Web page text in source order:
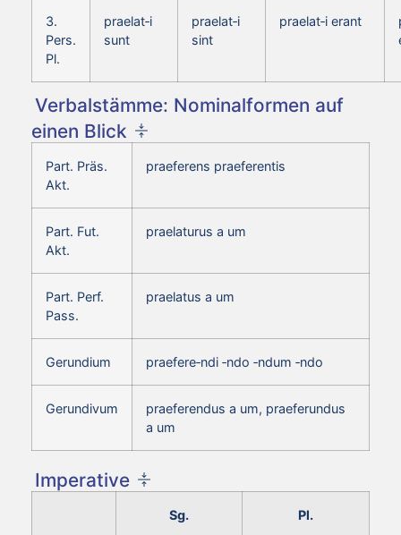
3.
Pers.
Pl.
praelat‑i
sunt
praelat‑i
sint
praelat‑i erant
Verbalstämme: Nominalformen auf
einen Blick
Part. Präs.
Akt.
praeferens praeferentis
Part. Fut.
Akt.
praelaturus a um
Part. Perf.
Pass.
praelatus a um
Gerundium praefere‑ndi ‑ndo ‑ndum ‑ndo
Gerundivum
praeferendus a um, praeferundus
a um
Imperative
Sg. Pl.